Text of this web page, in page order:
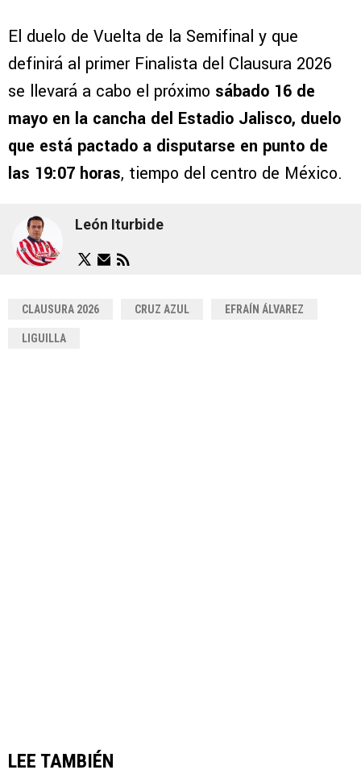
El duelo de Vuelta de la Semifinal y que
definirá al primer Finalista del Clausura 2026
se llevará a cabo el próximo sábado 16 de
mayo en la cancha del Estadio Jalisco, duelo
que está pactado a disputarse en punto de
las 19:07 horas, tiempo del centro de México.
León Iturbide
CLAUSURA 2026 CRUZ AZUL EFRAÍN ÁLVAREZ
LIGUILLA
LEE TAMBIÉN